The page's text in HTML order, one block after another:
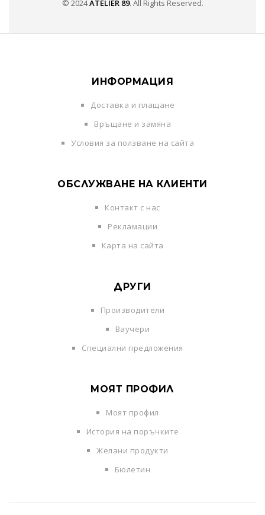
© 2024ATELIER 89. All Rights Reserved.
ИНФОРМАЦИЯ
Доставка и плащане
Връщане и замяна
Условия за ползване на сайта
ОБСЛУЖВАНЕ НА КЛИЕНТИ
Контакт с нас
Рекламации
Карта на сайта
ДРУГИ
Производители
Ваучери
Специални предложения
МОЯТ ПРОФИЛ
Моят профил
История на поръчките
Желани продукти
Бюлетин